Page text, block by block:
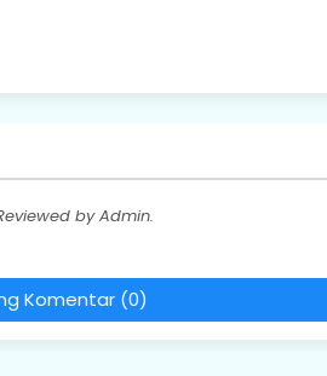
by Admin.
Komentar (0)